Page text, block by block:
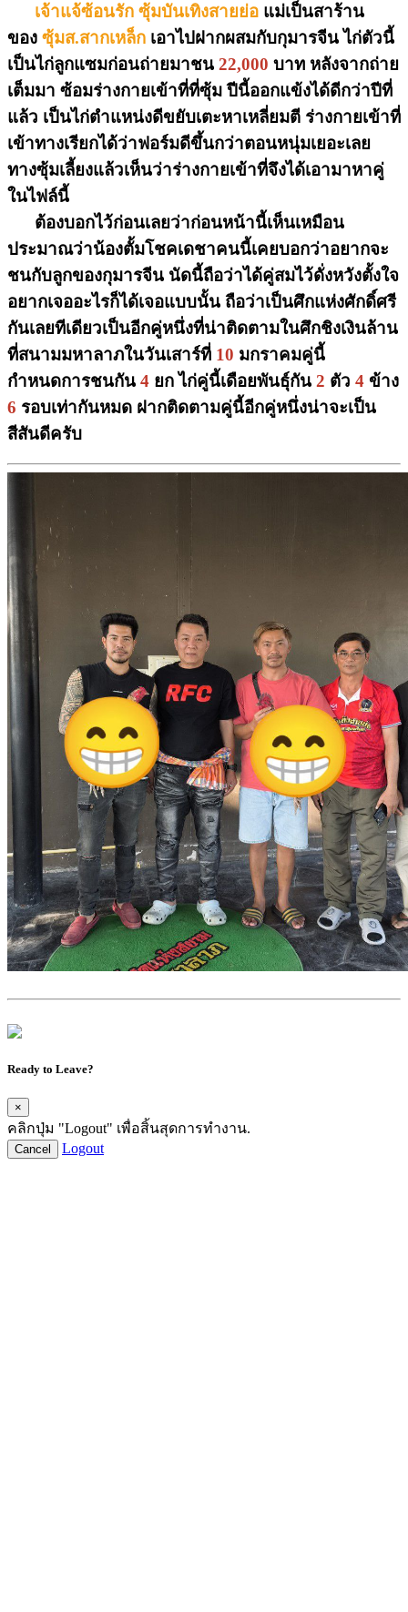
เจ้าแจ้ซ้อนรัก ซุ้มบันเทิงสายย่อ แม่เป็นสาร้าน
ของ ซุ้มส.สากเหล็ก เอาไปฝากผสมกับกุมารจีน ไก่ตัวนี้
เป็นไก่ลูกแซมก่อนถ่ายมาชน 22,000 บาท หลังจากถ่าย
เต็มมา ซ้อมร่างกายเข้าที่ที่ซุ้ม ปีนี้ออกแข้งได้ดีกว่าปีที่
แล้ว เป็นไก่ตำแหน่งดีขยับเตะหาเหลี่ยมตี ร่างกายเข้าที่
เข้าทางเรียกได้ว่าฟอร์มดีขึ้นกว่าตอนหนุ่มเยอะเลย
ทางซุ้มเลี้ยงแล้วเห็นว่าร่างกายเข้าที่จึงได้เอามาหาคู่
ในไฟล์นี้
ต้องบอกไว้ก่อนเลยว่าก่อนหน้านี้เห็นเหมือน
ประมาณว่าน้องตั้มโชคเดชาคนนี้เคยบอกว่าอยากจะ
ชนกับลูกของกุมารจีน นัดนี้ถือว่าได้คู่สมไว้ดั่งหวังตั้งใจ
อยากเจออะไรก็ได้เจอแบบนั้น ถือว่าเป็นศึกแห่งศักดิ์ศรี
กันเลยทีเดียวเป็นอีกคู่หนึ่งที่น่าติดตามในศึกชิงเงินล้าน
ที่สนามมหาลาภในวันเสาร์ที่ 10 มกราคมคู่นี้
กำหนดการชนกัน 4 ยก ไก่คู่นี้เดือยพันธุ์กัน 2 ตัว 4 ข้าง
6 รอบเท่ากันหมด ฝากติดตามคู่นี้อีกคู่หนึ่งน่าจะเป็น
สีสันดีครับ
Ready to Leave?
×
คลิกปุ่ม "Logout" เพื่อสิ้นสุดการทำงาน.
Cancel Logout